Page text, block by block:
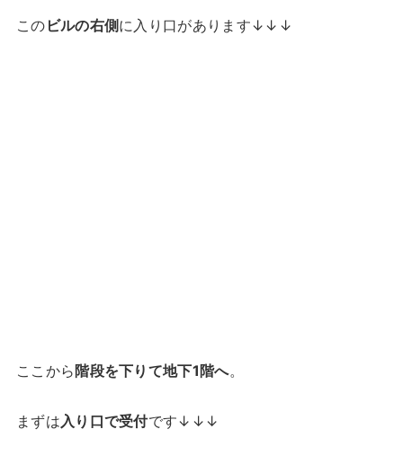
この ビルの右側に入り口があります↓↓↓
ここから階段を下りて地下1階へ。
まずは 入り口で受付です↓↓↓